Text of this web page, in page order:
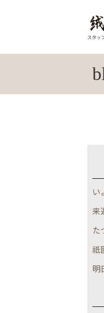
スタッ
い
来
た
祇
明